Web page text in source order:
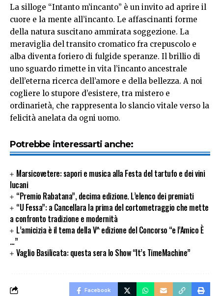
La silloge “Intanto m’incanto” è un invito ad aprire il
cuore e la mente all’incanto. Le affascinanti forme
della natura suscitano ammirata soggezione. La
meraviglia del transito cromatico fra crepuscolo e
alba diventa foriero di fulgide speranze. Il brillio di
uno sguardo rimette in vita l’incanto ancestrale
dell’eterna ricerca dell’amore e della bellezza. A noi
cogliere lo stupore d’esistere, tra mistero e
ordinarietà, che rappresenta lo slancio vitale verso la
felicità anelata da ogni uomo.
Potrebbe interessarti anche:
Marsicovetere: sapori e musica alla Festa del tartufo e dei vini
lucani
“Premio Rabatana”, decima edizione. L’elenco dei premiati
“U Fessa”: a Cancellara la prima del cortometraggio che mette
a confronto tradizione e modernità
L’amicizia è il tema della V^ edizione del Concorso “e l’Amico È
…”
Vaglio Basilicata: questa sera lo Show “It’s TimeMachine”
Facebook